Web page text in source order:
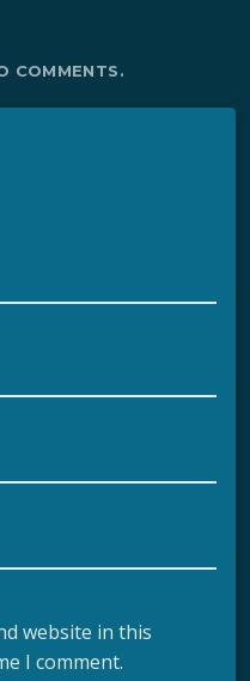
COMMENTS.
website in this
I comment.